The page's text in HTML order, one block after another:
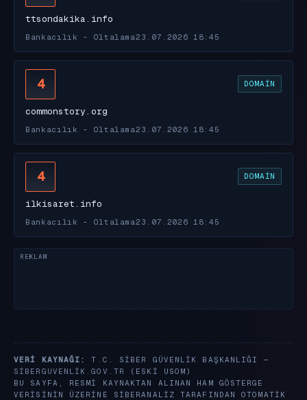
ttsondakika.info
Bankacılık - Oltalama23.07.2026 18:45
4 DOMAIN
commonstory.org
Bankacılık - Oltalama23.07.2026 18:45
4 DOMAIN
ilkisaret.info
Bankacılık - Oltalama23.07.2026 18:45
VERI KAYNAĞI:
T.C. SIBER GÜVENLIK BAŞKANLIĞI —
SIBERGUVENLIK.GOV.TR
(ESKI USOM)
BU SAYFA, RESMI KAYNAKTAN ALINAN HAM GÖSTERGE
VERISININ ÜZERINE SIBERANALIZ TARAFINDAN OTOMATIK